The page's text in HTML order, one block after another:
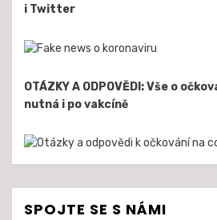
i Twitter
OTÁZKY A ODPOVĚDI: Vše o
nutná i po vakcíně
SPOJTE SE S NÁMI